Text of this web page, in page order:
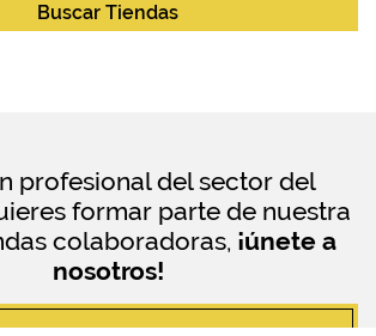
Buscar Tiendas
profesional del sector del
formar parte de nuestra
colaboradoras, ¡únete a
nosotros!